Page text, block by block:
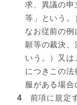
求、異議の申
等」という。
なお従前の
願等の裁決、
いう。）又
につきこの
服がある場合
4 前項に規定